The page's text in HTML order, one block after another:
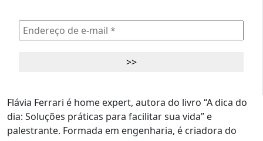
Flávia Ferrari é home expert, autora do livro “A dica do
dia: Soluções práticas para facilitar sua vida” e
palestrante. Formada em engenharia, é criadora do